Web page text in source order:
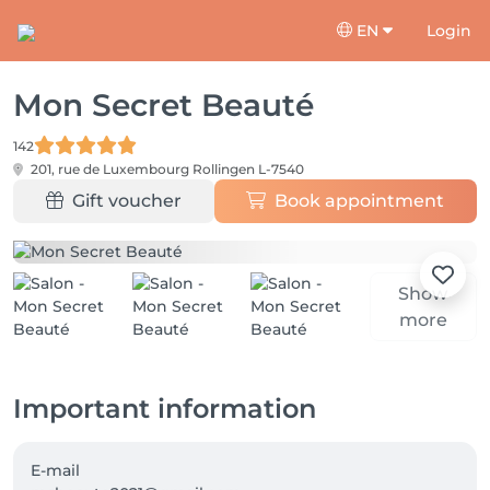
EN Login
Mon Secret Beauté
142
201, rue de Luxembourg Rollingen L-7540
Gift voucher Book appointment
Show
more
Important information
E-mail